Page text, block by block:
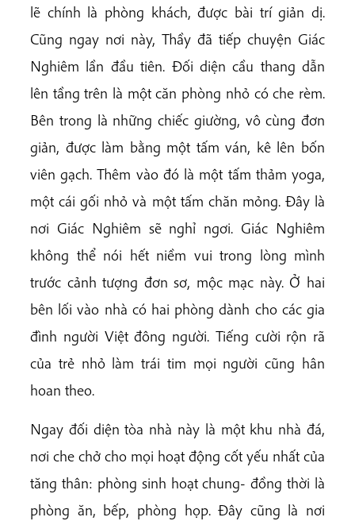
lẽ chính là phòng khách, được bài trí giản dị.
Cũng ngay nơi này, Thầy đã tiếp chuyện Giác
Nghiêm lần đầu tiên. Đối diện cầu thang dẫn
lên tầng trên là một căn phòng nhỏ có che rèm.
Bên trong là những chiếc giường, vô cùng đơn
giản, được làm bằng một tấm ván, kê lên bốn
viên gạch. Thêm vào đó là một tấm thảm yoga,
một cái gối nhỏ và một tấm chăn mỏng. Đây là
nơi Giác Nghiêm sẽ nghỉ ngơi. Giác Nghiêm
không thể nói hết niềm vui trong lòng mình
trước cảnh tượng đơn sơ, mộc mạc này. Ở hai
bên lối vào nhà có hai phòng dành cho các gia
đình người Việt đông người. Tiếng cười rộn rã
của trẻ nhỏ làm trái tim mọi người cũng hân
hoan theo.
Ngay đối diện tòa nhà này là một khu nhà đá,
nơi che chở cho mọi hoạt động cốt yếu nhất của
tăng thân: phòng sinh hoạt chung- đồng thời là
phòng ăn, bếp, phòng họp. Đây cũng là nơi